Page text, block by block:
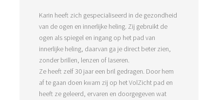
Karin heeft zich gespecialiseerd in de gezondheid
van de ogen en innerlijke heling. Zij gebruikt de
ogen als spiegel en ingang op het pad van
innerlijke heling, daarvan ga je direct beter zien,
zonder brillen, lenzen of laseren.
Ze heeft zelf 30 jaar een bril gedragen. Door hem
af te gaan doen kwam zij op het VolZicht pad en
heeft ze geleerd, ervaren en doorgegeven wat